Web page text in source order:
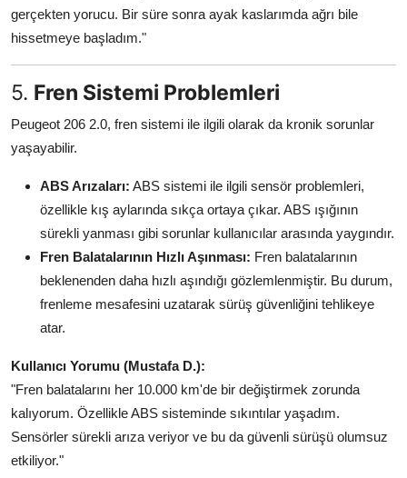
gerçekten yorucu. Bir süre sonra ayak kaslarımda ağrı bile
hissetmeye başladım."
5. Fren Sistemi Problemleri
Peugeot 206 2.0, fren sistemi ile ilgili olarak da kronik sorunlar
yaşayabilir.
ABS Arızaları: ABS sistemi ile ilgili sensör problemleri,
özellikle kış aylarında sıkça ortaya çıkar. ABS ışığının
sürekli yanması gibi sorunlar kullanıcılar arasında yaygındır.
Fren Balatalarının Hızlı Aşınması: Fren balatalarının
beklenenden daha hızlı aşındığı gözlemlenmiştir. Bu durum,
frenleme mesafesini uzatarak sürüş güvenliğini tehlikeye
atar.
Kullanıcı Yorumu (Mustafa D.):
"Fren balatalarını her 10.000 km'de bir değiştirmek zorunda
kalıyorum. Özellikle ABS sisteminde sıkıntılar yaşadım.
Sensörler sürekli arıza veriyor ve bu da güvenli sürüşü olumsuz
etkiliyor."